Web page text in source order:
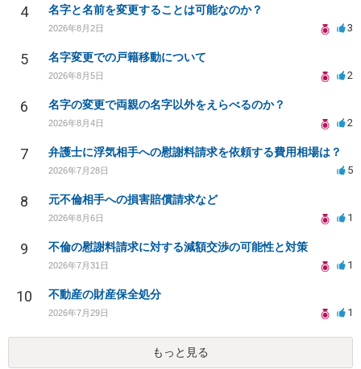
4 名字と名前を変更することは可能なのか？
2026年8月2日 3
5 名字変更での戸籍移動について
2026年8月5日 2
6 名字の変更で両親の名字以外をえらべるのか？
2026年8月4日 2
7 弁護士に浮気相手への慰謝料請求を依頼する費用相場は？
2026年7月28日 5
8 元不倫相手への損害賠償請求など
2026年8月6日 1
9 不倫の慰謝料請求に対する減額交渉の可能性と対策
2026年7月31日 1
10 不動産の財産保全処分
2026年7月29日 1
もっと見る